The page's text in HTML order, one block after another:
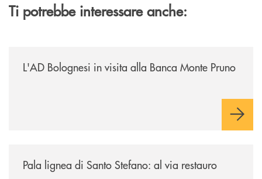
Ti potrebbe interessare anche:
L'AD Bolognesi in visita alla Banca Monte Pruno
Pala lignea di Santo Stefano: al via restauro